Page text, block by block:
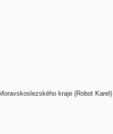
kraje (Robot Karel)